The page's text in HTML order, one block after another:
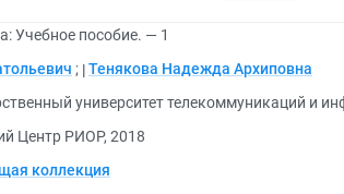
Учебное пособие. — 1
; Тенякова Надежда Архиповна
университет телекоммуникаций и
Центр РИОР, 2018
коллекция